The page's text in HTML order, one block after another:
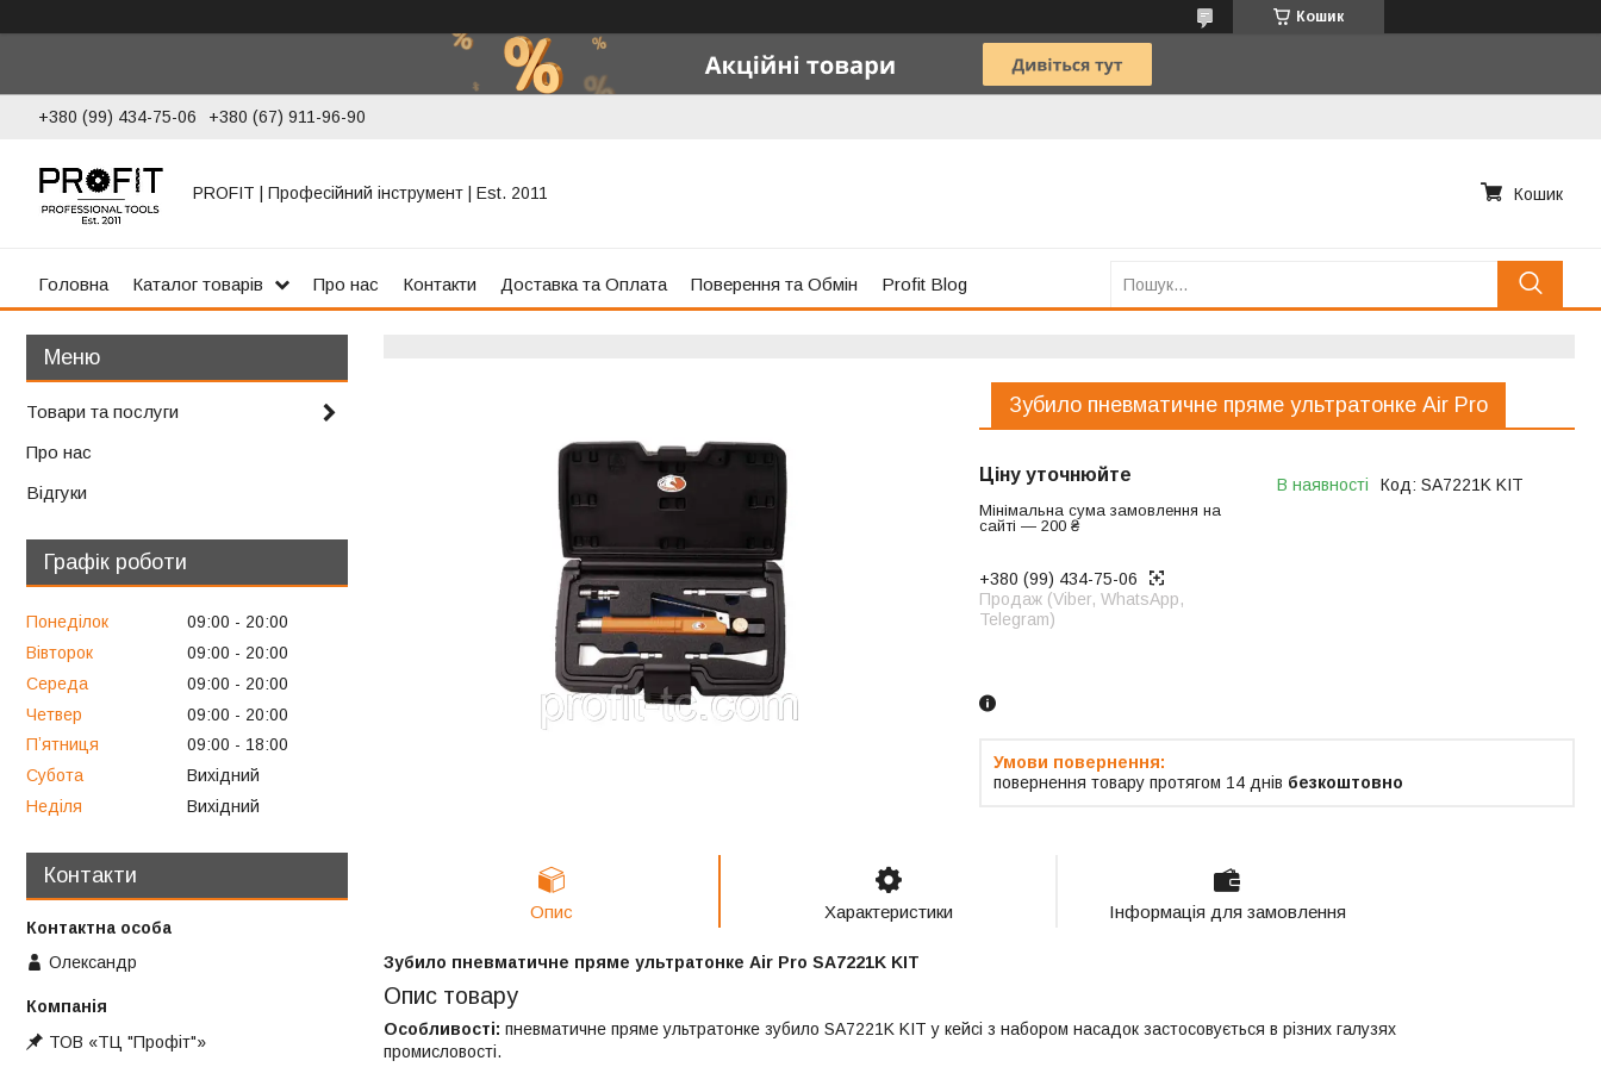
Кошик
+380 (99) 434-75-06 +380 (67) 911-96-90
PROFIT | Професійний інструмент | Est. 2011 Кошик
Головна Каталог товарів Про нас Контакти Доставка та Оплата Поверення та Обмін Profit Blog
Зубило пневматичне пряме ультратонке Air Pro
Ціну уточнюйте
Мінімальна сума замовлення на
сайті — 200 ₴
В наявності Код: SA7221K KIT
+380 (99) 434-75-06
Продаж (Viber, WhatsApp,
Telegram)
повернення товару протягом 14 днів безкоштовно
Опис Характеристики Інформація для замовлення
Зубило пневматичне пряме ультратонке Air Pro SA7221K KIT
Опис товару
Особливості: пневматичне пряме ультратонке зубило SA7221K KIT у кейсі з набором насадок застосовується в різних галузях
промисловості.
Товари та послуги
Про нас
Відгуки
Графік роботи
Понеділок 09:00
20:00
Вівторок
09:00
20:00
Середа
09:00
20:00
Четвер
09:00
20:00
Пʼятниця
09:00
18:00
Субота
Вихідний
Неділя
Вихідний
Контакти
Олександр
ТОВ «ТЦ "Профіт"»